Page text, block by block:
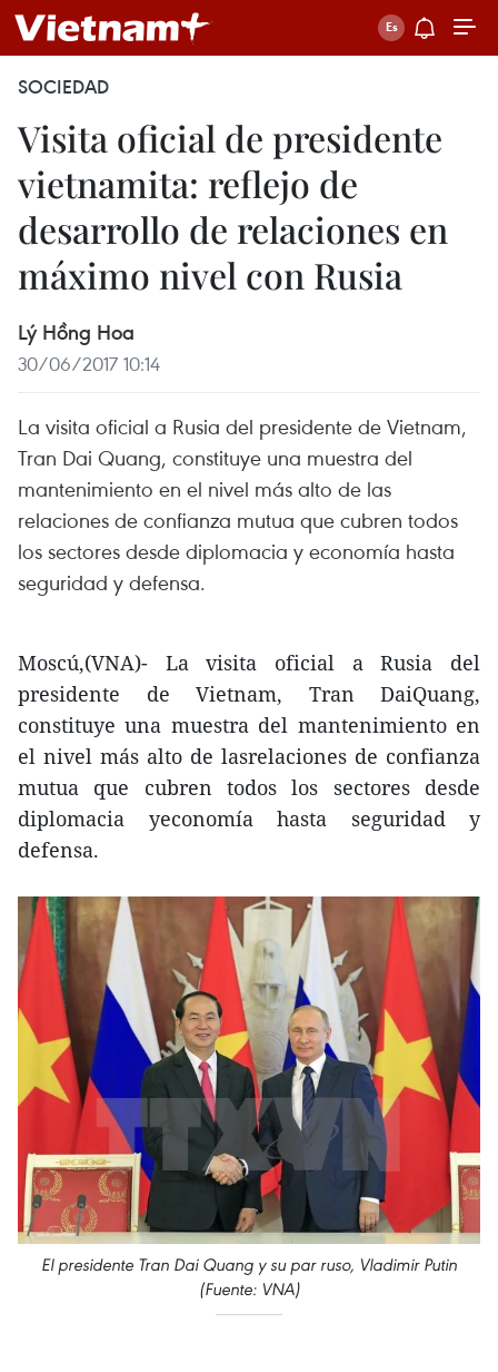
SOCIEDAD
Visita oficial de presidente
vietnamita: reflejo de
desarrollo de relaciones en
máximo nivel con Rusia
Lý Hồng Hoa
30/06/2017 10:14
La visita oficial a Rusia del presidente de Vietnam,
Tran Dai Quang, constituye una muestra del
mantenimiento en el nivel más alto de las
relaciones de confianza mutua que cubren todos
los sectores desde diplomacia y economía hasta
seguridad y defensa.
Moscú,(VNA)- La visita oficial a Rusia del
presidente de Vietnam, Tran DaiQuang,
constituye una muestra del mantenimiento en
el nivel más alto de lasrelaciones de confianza
mutua que cubren todos los sectores desde
diplomacia yeconomía hasta seguridad y
defensa.
El presidente Tran Dai Quang y su par ruso, Vladimir Putin
(Fuente: VNA)